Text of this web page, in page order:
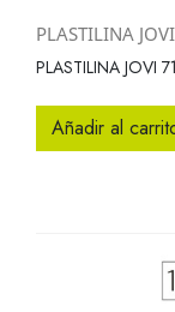
PLASTILINA
PLASTILINA JOVI
Añadir al